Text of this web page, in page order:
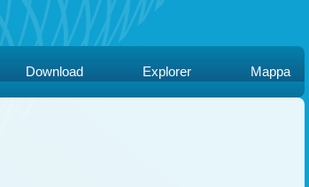
Download Explorer Mappa